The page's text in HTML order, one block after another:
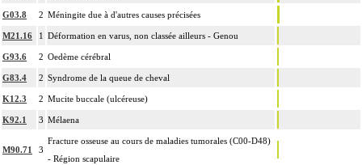
G03.8 2 Méningite due à d'autres causes précisées
M21.16 1 Déformation en varus, non classée ailleurs - Genou
G93.6 2 Oedème cérébral
G83.4 2 Syndrome de la queue de cheval
K12.3 2 Mucite buccale (ulcéreuse)
K92.1 3 Mélaena
M90.71 3
Fracture osseuse au cours de maladies tumorales (C00-D48)
- Région scapulaire